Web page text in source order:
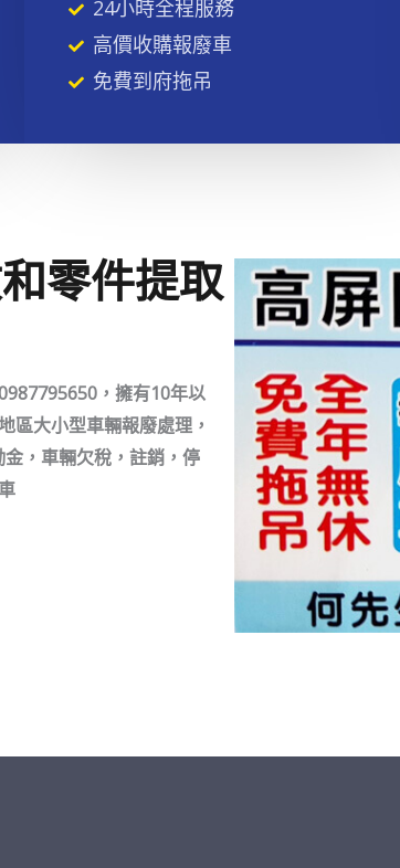
24小時全程服務
高價收購報廢車
免費到府拖吊
零件提取
，擁有10年以
區大小型車輛報廢處理，
，車輛欠稅，註銷，停